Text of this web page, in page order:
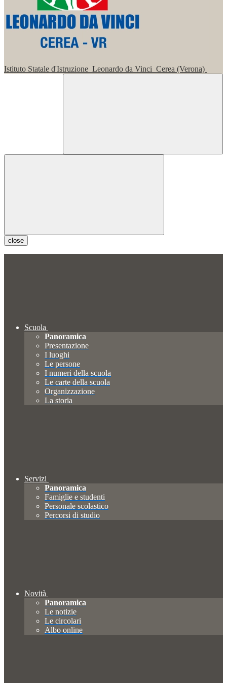
Istituto Statale d'Istruzione Leonardo da Vinci Cerea (Verona)
close
Scuola
Panoramica
Presentazione
I luoghi
Le persone
I numeri della scuola
Le carte della scuola
Organizzazione
La storia
Servizi
Panoramica
Famiglie e studenti
Personale scolastico
Percorsi di studio
Novità
Panoramica
Le notizie
Le circolari
Albo online